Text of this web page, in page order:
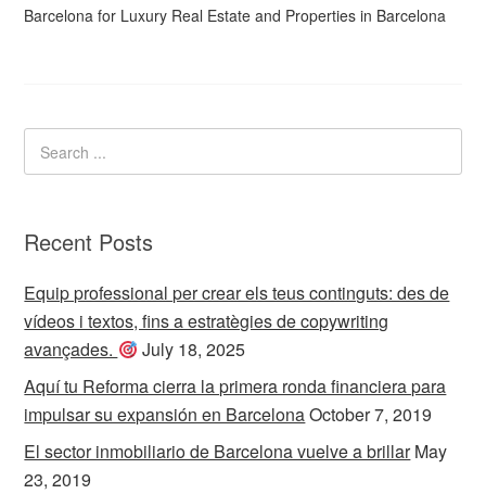
Barcelona for Luxury Real Estate and Properties in Barcelona
Recent Posts
Equip professional per crear els teus continguts: des de
vídeos i textos, fins a estratègies de copywriting
avançades.
July 18, 2025
Aquí tu Reforma cierra la primera ronda financiera para
impulsar su expansión en BarcelonaOctober 7, 2019
El sector inmobiliario de Barcelona vuelve a brillar May
23, 2019